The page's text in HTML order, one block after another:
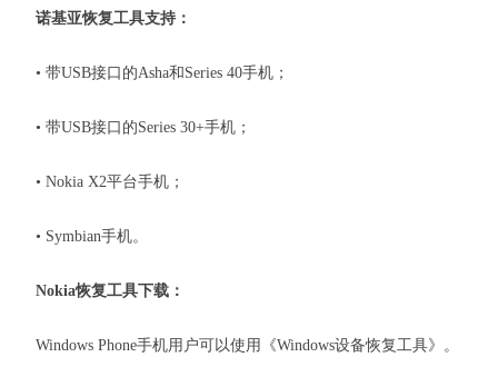
诺基亚恢复工具支持：
• 带USB接口的Asha和Series 40手机；
• 带USB接口的Series 30+手机；
• Nokia X2平台手机；
• Symbian手机。
Nokia恢复工具下载：
Windows Phone手机用户可以使用《Windows设备恢复工具》。